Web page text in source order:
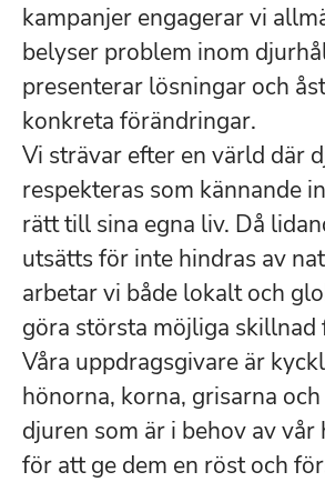
kampanjer engagerar vi
belyser problem inom
presenterar lösningar och
konkreta förändringar.
Vi strävar efter en värld där
respekteras som kännande
rätt till sina egna liv. Då
utsätts för inte hindras av
arbetar vi både lokalt och
göra största möjliga skillnad
Våra uppdragsgivare är
hönorna, korna, grisarna
djuren som är i behov av vår
för att ge dem en röst och